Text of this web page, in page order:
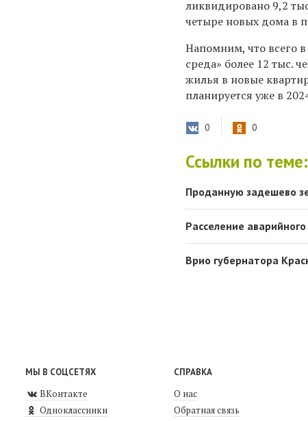
ликвидировано 9,2
четыре новых дома в
Напомним, что всего
среда» более 12 тыс.
жилья в новые
планируется уже в
0 0
Ссылки по теме:
Проданную задешево
Расселение
Врио губернатора
МЫ В СОЦСЕТЯХ
ВКонтакте
Одноклассники
СПРАВКА
О нас
Обратная связь